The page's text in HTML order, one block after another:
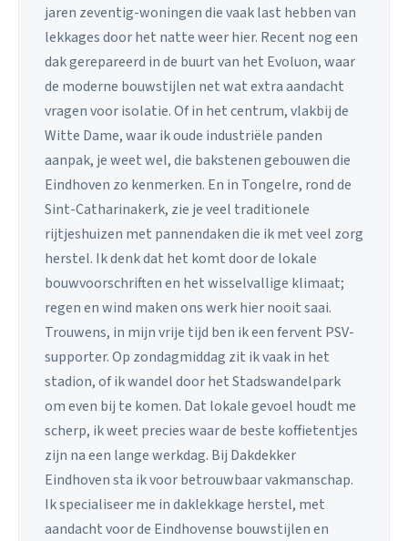
jaren zeventig-woningen die vaak last hebben van
lekkages door het natte weer hier. Recent nog een
dak gerepareerd in de buurt van het Evoluon, waar
de moderne bouwstijlen net wat extra aandacht
vragen voor isolatie. Of in het centrum, vlakbij de
Witte Dame, waar ik oude industriële panden
aanpak, je weet wel, die bakstenen gebouwen die
Eindhoven zo kenmerken. En in Tongelre, rond de
Sint-Catharinakerk, zie je veel traditionele
rijtjeshuizen met pannendaken die ik met veel zorg
herstel. Ik denk dat het komt door de lokale
bouwvoorschriften en het wisselvallige klimaat;
regen en wind maken ons werk hier nooit saai.
Trouwens, in mijn vrije tijd ben ik een fervent PSV-
supporter. Op zondagmiddag zit ik vaak in het
stadion, of ik wandel door het Stadswandelpark
om even bij te komen. Dat lokale gevoel houdt me
scherp, ik weet precies waar de beste koffietentjes
zijn na een lange werkdag. Bij Dakdekker
Eindhoven sta ik voor betrouwbaar vakmanschap.
Ik specialiseer me in daklekkage herstel, met
aandacht voor de Eindhovense bouwstijlen en